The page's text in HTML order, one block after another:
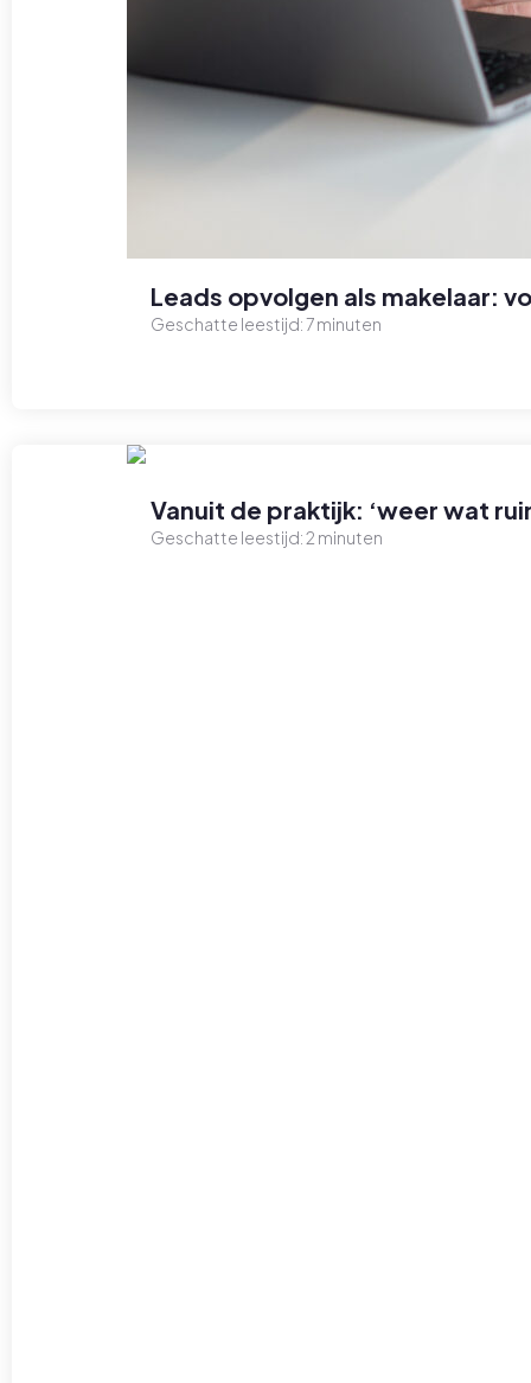
Leads opvolgen als makelaar:
Geschatte leestijd:7minuten
Vanuit de praktijk: ‘weer wat
Geschatte leestijd:2 minuten